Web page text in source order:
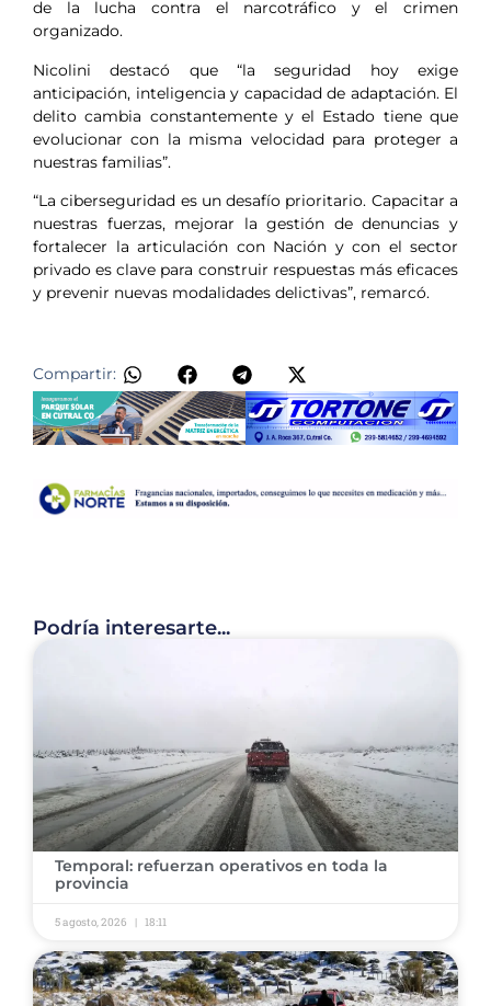
de la lucha contra el narcotráfico y el crimen
organizado.
Nicolini destacó que “la seguridad hoy exige
anticipación, inteligencia y capacidad de adaptación. El
delito cambia constantemente y el Estado tiene que
evolucionar con la misma velocidad para proteger a
nuestras familias”.
“La ciberseguridad es un desafío prioritario. Capacitar a
nuestras fuerzas, mejorar la gestión de denuncias y
fortalecer la articulación con Nación y con el sector
privado es clave para construir respuestas más eficaces
y prevenir nuevas modalidades delictivas”, remarcó.
Compartir:
Podría interesarte...
​Temporal: refuerzan operativos en toda la
provincia ​
5 agosto, 2026 18:11